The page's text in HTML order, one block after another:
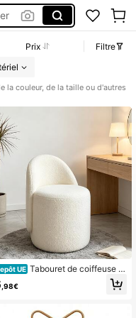
Prix
Filtre
la couleur, de la taille ou d'autres
UE Tabouret de coiffeuse e
fourrure de couleur crème,
de maquillage ronde, tabour
de chambre.
,98€